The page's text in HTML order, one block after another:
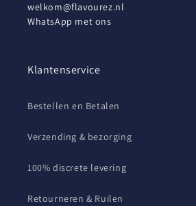
welkom@flavourez.nl
WhatsApp met ons
Klantenservice
Bestellen en Betalen
Verzending & bezorging
100% discrete levering
Retourneren & Ruilen